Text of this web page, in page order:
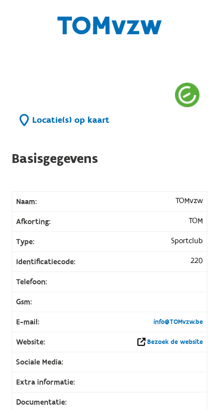
TOMvzw
Locatie(s) op kaart
Basisgegevens
Naam: TOMvzw
Afkorting: TOM
Type: Sportclub
Identificatiecode: 220
Telefoon:
Gsm:
E-mail: info@TOMvzw.be
Website: Bezoek de website
Sociale Media:
Extra informatie:
Documentatie: